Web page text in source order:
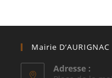
Mairie D’AURIGNAC
Adresse :